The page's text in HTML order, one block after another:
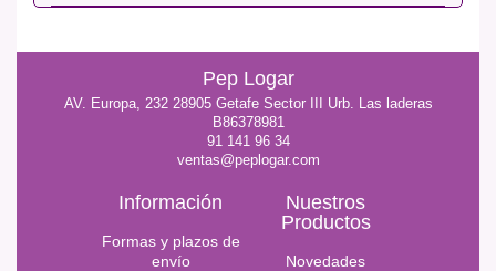
Pep Logar
AV. Europa, 232 28905 Getafe Sector III Urb. Las laderas
B86378981
91 141 96 34
ventas@peplogar.com
Información
Formas y plazos de
envío
Nuestros
Productos
Novedades